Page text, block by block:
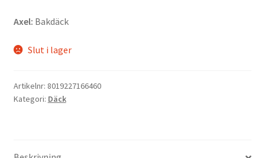
Axel: Bakdäck
Slut i lager
Artikelnr: 8019227166460
Kategori: Däck